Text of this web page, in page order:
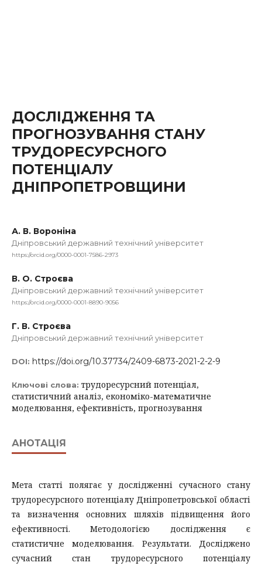
ДОСЛІДЖЕННЯ ТА
ПРОГНОЗУВАННЯ СТАНУ
ТРУДОРЕСУРСНОГО
ПОТЕНЦІАЛУ
ДНІПРОПЕТРОВЩИНИ
А. В. Вороніна
Дніпровський державний технічний університет
https://orcid.org/0000-0001-7586-2973
В. О. Строєва
Дніпровський державний технічний університет
https://orcid.org/0000-0001-8890-9056
Г. В. Строєва
Дніпровський державний технічний університет
DOI: https://doi.org/10.37734/2409-6873-2021-2-2-9
Ключові слова: трудоресурсний потенціал,
статистичний аналіз, економіко-математичне
моделювання, ефективність, прогнозування
АНОТАЦІЯ
Мета статті полягає у дослідженні сучасного стану
трудоресурсного потенціалу Дніпропетровської області
та визначення основних шляхів підвищення його
ефективності. Методологією дослідження є
статистичне моделювання. Результати. Досліджено
сучасний стан трудоресурсного потенціалу